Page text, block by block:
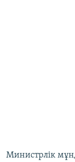
Министрлік